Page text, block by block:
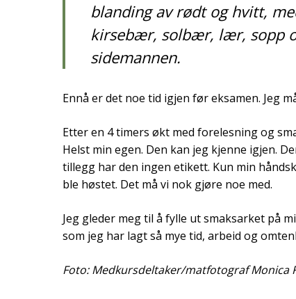
blanding av rødt og hvitt,
kirsebær, solbær, lær, sopp
sidemannen.
Ennå er det noe tid igjen før eksamen. Jeg
Etter en 4 timers økt med forelesning og
Helst min egen. Den kan jeg kjenne igjen.
tillegg har den ingen etikett. Kun min
ble høstet. Det må vi nok gjøre noe med.
Jeg gleder meg til å fylle ut smaksarket på
som jeg har lagt så mye tid, arbeid og
Foto: Medkursdeltaker/matfotograf Monica